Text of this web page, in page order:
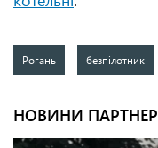
Рогань безпілотник